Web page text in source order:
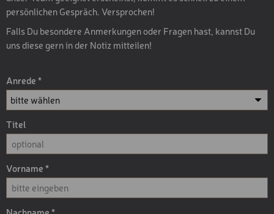
Anrede
Titel
Vorname
persönlichen Gespräch. Versprochen!
Falls Du besondere Anmerkungen oder Fragen hast, kannst Du
uns diese gern in der Notiz mitteilen!